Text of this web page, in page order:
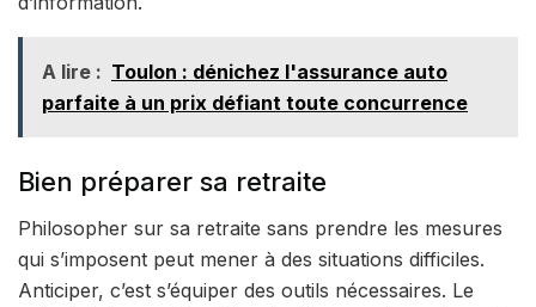
A lire : Toulon : dénichez l'assurance auto
parfaite à un prix défiant toute concurrence
Bien préparer sa retraite
Philosopher sur sa retraite sans prendre les mesures
qui s’imposent peut mener à des situations difficiles.
Anticiper, c’est s’équiper des outils nécessaires. Le